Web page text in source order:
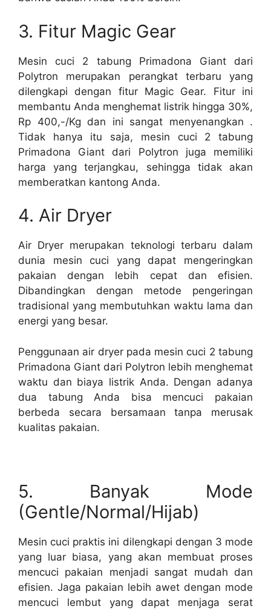
3. Fitur Magic Gear
Mesin cuci 2 tabung Primadona Giant dari
Polytron merupakan perangkat terbaru yang
dilengkapi dengan fitur Magic Gear. Fitur ini
membantu Anda menghemat listrik hingga 30%,
Rp 400,-/Kg dan ini sangat menyenangkan .
Tidak hanya itu saja, mesin cuci 2 tabung
Primadona Giant dari Polytron juga memiliki
harga yang terjangkau, sehingga tidak akan
memberatkan kantong Anda.
4. Air Dryer
Air Dryer merupakan teknologi terbaru dalam
dunia mesin cuci yang dapat mengeringkan
pakaian dengan lebih cepat dan efisien.
Dibandingkan dengan metode pengeringan
tradisional yang membutuhkan waktu lama dan
energi yang besar.
Penggunaan air dryer pada mesin cuci 2 tabung
Primadona Giant dari Polytron lebih menghemat
waktu dan biaya listrik Anda. Dengan adanya
dua tabung Anda bisa mencuci pakaian
berbeda secara bersamaan tanpa merusak
kualitas pakaian.
5. Banyak Mode
(Gentle/Normal/Hijab)
Mesin cuci praktis ini dilengkapi dengan 3 mode
yang luar biasa, yang akan membuat proses
mencuci pakaian menjadi sangat mudah dan
efisien. Jaga pakaian lebih awet dengan mode
mencuci lembut yang dapat menjaga serat